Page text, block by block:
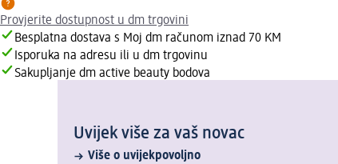
Provjerite dostupnost u dm trgovini
Besplatna dostava s Moj dm računom iznad 70 KM
Isporuka na adresu ili u dm trgovinu
Sakupljanje dm active beauty bodova
Uvijek više za vaš novac
Više o uvijekpovoljno